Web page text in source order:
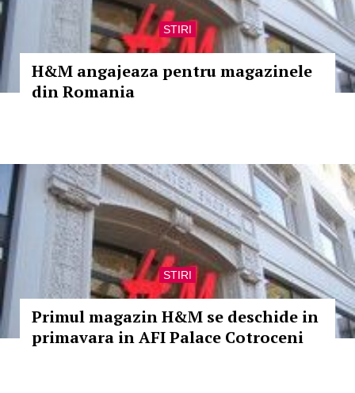
STIRI
H&M angajeaza pentru magazinele
din Romania
STIRI
Primul magazin H&M se deschide in
primavara in AFI Palace Cotroceni